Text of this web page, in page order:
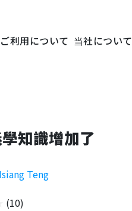
ご利用について 当社について
知識增加了
Teng
(10)